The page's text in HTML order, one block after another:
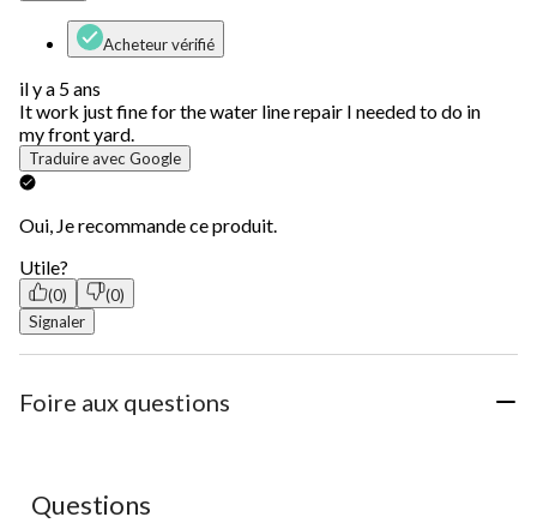
Acheteur vérifié
il y a 5 ans
It work just fine for the water line repair I needed to do in
my front yard.
Traduire avec Google
Oui, Je recommande ce produit.
Utile?
(0)
(0)
Signaler
Foire aux questions
Aucune question n'a été posée sur ce produit.
Questions